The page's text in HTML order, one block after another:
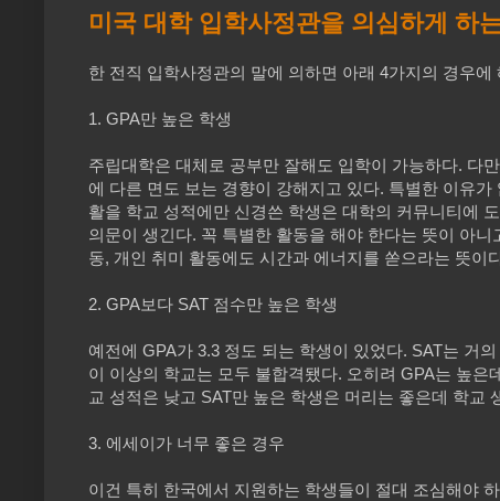
미국 대학 입학사정관을 의심하게 하
한 전직 입학사정관의 말에 의하면 아래 4가지의 경우
1. GPA만 높은 학생
주립대학은 대체로 공부만 잘해도 입학이 가능하다. 다
에 다른 면도 보는 경향이 강해지고 있다. 특별한 이유
활을 학교 성적에만 신경쓴 학생은 대학의 커뮤니티에
의문이 생긴다. 꼭 특별한 활동을 해야 한다는 뜻이 아
동, 개인 취미 활동에도 시간과 에너지를 쏟으라는 뜻이
2. GPA보다 SAT 점수만 높은 학생
예전에 GPA가 3.3 정도 되는 학생이 있었다. SAT는 거
이 이상의 학교는 모두 불합격됐다. 오히려 GPA는 높
교 성적은 낮고 SAT만 높은 학생은 머리는 좋은데 학교
3. 에세이가 너무 좋은 경우
이건 특히 한국에서 지원하는 학생들이 절대 조심해야